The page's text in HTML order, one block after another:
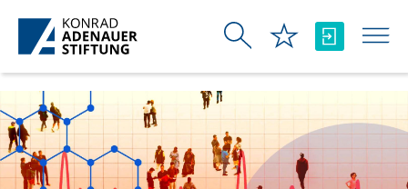
Skip to Main Content